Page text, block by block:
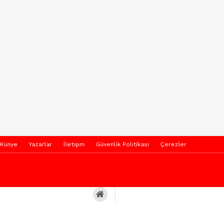
Künye Yazarlar İletişim Güvenlik Politikası Çerezler